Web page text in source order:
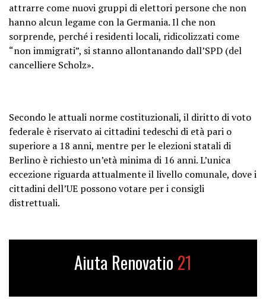
attrarre come nuovi gruppi di elettori persone che non
hanno alcun legame con la Germania. Il che non
sorprende, perché i residenti locali, ridicolizzati come
“non immigrati”, si stanno allontanando dall’SPD (del
cancelliere Scholz».
Secondo le attuali norme costituzionali, il diritto di voto
federale è riservato ai cittadini tedeschi di età pari o
superiore a 18 anni, mentre per le elezioni statali di
Berlino è richiesto un’età minima di 16 anni. L’unica
eccezione riguarda attualmente il livello comunale, dove i
cittadini dell’UE possono votare per i consigli
distrettuali.
Aiuta Renovatio 21